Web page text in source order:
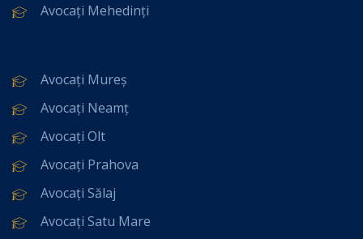
Avocați Mehedinți
Avocați Mureș
Avocați Neamț
Avocați Olt
Avocați Prahova
Avocați Sălaj
Avocați Satu Mare